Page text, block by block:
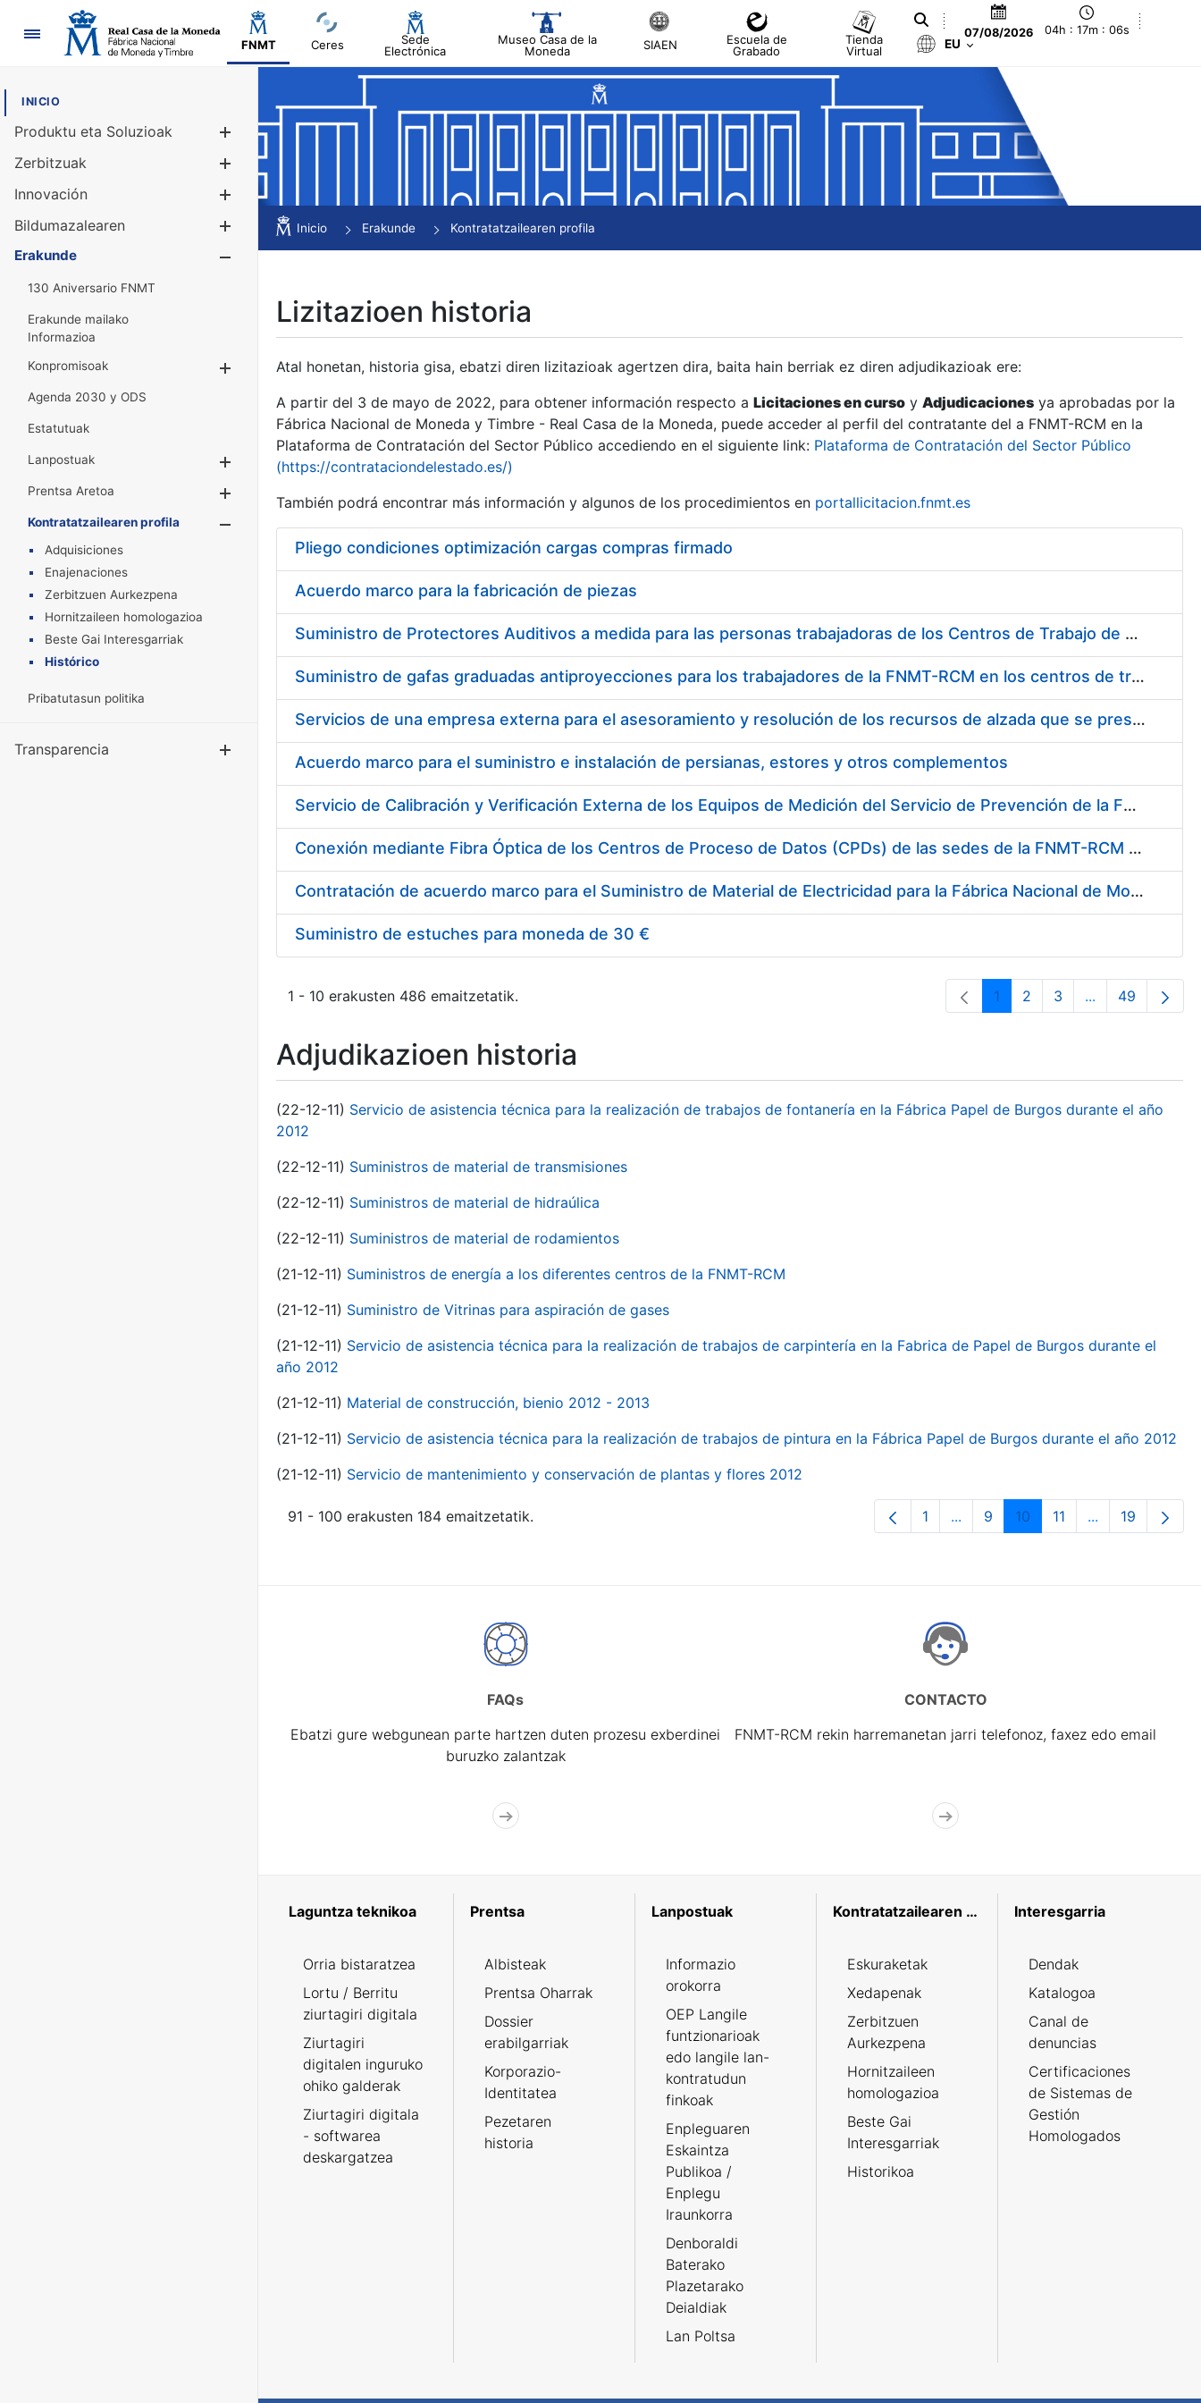
Nabigazioa
FNMT Ceres
Sede
Electrónica
Museo Casa de la
Moneda
SIAEN
Escuela de
Grabado
Tienda
Virtual
07/08/2026 04h : 17m : 07s
EU
INICIO
Produktu eta Soluzioak
Erakutsi/Ezkutatu
Zerbitzuak
Innovación
Bildumazalearen
Erakutsi/Ezkutatu
Erakunde
130 Aniversario FNMT
Erakunde mailako
Informazioa
Konpromisoak
Erakutsi/Ezkutatu
Agenda 2030 y ODS
Estatutuak
Lanpostuak
Erakutsi/Ezkutatu
Prentsa Aretoa
Erakutsi/Ezkutatu
Kontratatzailearen profila
Erakutsi/Ezkutatu
Adquisiciones
Enajenaciones
Zerbitzuen Aurkezpena
Hornitzaileen homologazioa
Beste Gai Interesgarriak
Histórico
Pribatutasun politika
Transparencia Erakutsi/Ezkutatu
Inicio Erakunde Kontratatzailearen profila
Lizitazioen historia
Atal honetan, historia gisa, ebatzi diren lizitazioak agertzen dira, baita hain berriak ez diren adjudikazioak ere:
A partir del 3 de mayo de 2022, para obtener información respecto a Licitaciones en curso y Adjudicaciones ya aprobadas por la
Fábrica Nacional de Moneda y Timbre - Real Casa de la Moneda, puede acceder al perfil del contratante del a FNMT-RCM en la
Plataforma de Contratación del Sector Público accediendo en el siguiente link: Plataforma de Contratación del Sector Público
(https://contrataciondelestado.es/)
También podrá encontrar más información y algunos de los procedimientos en portallicitacion.fnmt.es
Pliego condiciones optimización cargas compras firmado
Acuerdo marco para la fabricación de piezas
Suministro de Protectores Auditivos a medida para las personas trabajadoras de los Centros de Trabajo de Madrid y Burgos
Suministro de gafas graduadas antiproyecciones para los trabajadores de la FNMT-RCM en los centros de trabajo de Madrid y Burgos
Servicios de una empresa externa para el asesoramiento y resolución de los recursos de alzada que se presentan relacionados con procesos de selección para la FNMT-RCM
Acuerdo marco para el suministro e instalación de persianas, estores y otros complementos
Servicio de Calibración y Verificación Externa de los Equipos de Medición del Servicio de Prevención de la FNMT-RCM
Conexión mediante Fibra Óptica de los Centros de Proceso de Datos (CPDs) de las sedes de la FNMT-RCM de Burgos y Madrid
Contratación de acuerdo marco para el Suministro de Material de Electricidad para la Fábrica Nacional de Moneda y Timbre-Real Casa de la Moneda en su centro de trabajo de Burgos
Suministro de estuches para moneda de 30 €
1 - 10 erakusten 486 emaitzetatik. Orrialdea
1 Orrialdea
2 Orrialdea
3 ...Intermediate
Orrialdea
49
Adjudikazioen historia
(22-12-11) Servicio de asistencia técnica para la realización de trabajos de fontanería en la Fábrica Papel de Burgos durante el año
2012
(22-12-11) Suministros de material de transmisiones
(22-12-11) Suministros de material de hidraúlica
(22-12-11) Suministros de material de rodamientos
(21-12-11) Suministros de energía a los diferentes centros de la FNMT-RCM
(21-12-11) Suministro de Vitrinas para aspiración de gases
(21-12-11) Servicio de asistencia técnica para la realización de trabajos de carpintería en la Fabrica de Papel de Burgos durante el
año 2012
(21-12-11) Material de construcción, bienio 2012 - 2013
(21-12-11) Servicio de asistencia técnica para la realización de trabajos de pintura en la Fábrica Papel de Burgos durante el año 2012
(21-12-11) Servicio de mantenimiento y conservación de plantas y flores 2012
91 - 100 erakusten 184 emaitzetatik. Orrialdea
1 ...Intermediate Pages Use TAB to
Orrialdea
9 Orrialdea
10 Orrialdea
11 ...Intermediate
Orrialdea
19
FAQs
Ebatzi gure webgunean parte hartzen duten prozesu exberdinei
buruzko zalantzak
CONTACTO
FNMT-RCM rekin harremanetan jarri telefonoz, faxez edo email
Laguntza teknikoa
Orria bistaratzea
Lortu / Berritu
ziurtagiri digitala
Ziurtagiri
digitalen inguruko
ohiko galderak
Ziurtagiri digitala
- softwarea
deskargatzea
Prentsa
Albisteak
Prentsa Oharrak
Dossier
erabilgarriak
Korporazio-
Identitatea
Pezetaren
historia
Lanpostuak
Informazio
orokorra
OEP Langile
funtzionarioak
edo langile lan-
kontratudun
finkoak
Enpleguaren
Eskaintza
Publikoa /
Enplegu
Iraunkorra
Denboraldi
Baterako
Plazetarako
Deialdiak
Lan Poltsa
Kontratatzailearen profila
Eskuraketak
Xedapenak
Zerbitzuen
Aurkezpena
Hornitzaileen
homologazioa
Beste Gai
Interesgarriak
Historikoa
Interesgarria
Dendak
Katalogoa
Canal de
denuncias
Certificaciones
de Sistemas de
Gestión
Homologados